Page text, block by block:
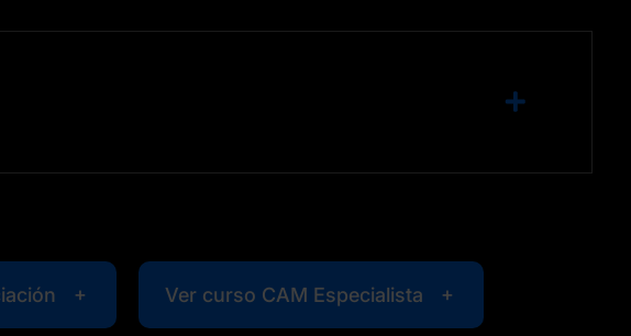
Ver curso CAM Especialista